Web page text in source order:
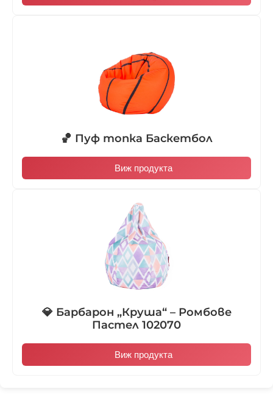
🏀 Пуф топка Баскетбол
Виж продукта
💎 Барбарон „Круша“ – Ромбове
Пастел 102070
Виж продукта